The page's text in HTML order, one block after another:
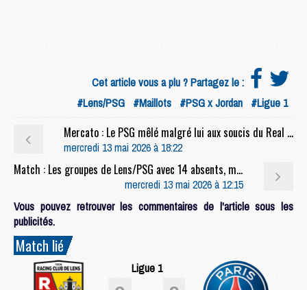
Cet article vous a plu ? Partagez le :
#Lens/PSG #Maillots #PSG x Jordan #Ligue 1
Mercato : Le PSG mêlé malgré lui aux soucis du Real Madrid
mercredi 13 mai 2026 à 18:22
Match : Les groupes de Lens/PSG avec 14 absents, mais plusieurs jeunes
mercredi 13 mai 2026 à 12:15
Vous pouvez retrouver les commentaires de l'article sous les
publicités.
Match lié
Ligue 1